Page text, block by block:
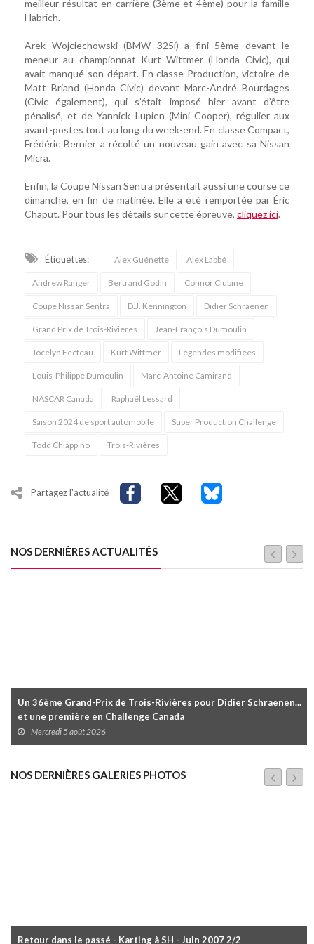
meilleur résultat en carrière (3ème et 4ème) pour la famille
Habrich.
Arek Wojciechowski (BMW 325i) a fini 5ème devant le
meneur au championnat Kurt Wittmer (Honda Civic), qui
avait manqué son départ. En classe Production, victoire de
Matt Briand (Honda Civic) devant Marc-André Bourdages
(Civic également), qui s’était imposé hier avant d’être
pénalisé, et de Yannick Lupien (Mini Cooper), régulier aux
avant-postes tout au long du week-end. En classe Compact,
Frédéric Bernier a récolté un nouveau gain avec sa Nissan
Micra.
Enfin, la Coupe Nissan Sentra présentait aussi une course ce
dimanche, en fin de matinée. Elle a été remportée par Éric
Chaput. Pour tous les détails sur cette épreuve, cliquez ici.
Étiquettes: Alex Guénette Alex Labbé
Andrew Ranger Bertrand Godin Connor Clubine
Coupe Nissan Sentra D.J. Kennington Didier Schraenen
Grand Prix de Trois-Rivières Jean-François Dumoulin
Jocelyn Fecteau Kurt Wittmer Légendes modifiées
Louis-Philippe Dumoulin Marc-Antoine Camirand
NASCAR Canada Raphaël Lessard
Saison 2024 de sport automobile Super Production Challenge
Todd Chiappino Trois-Rivières
Partagez l'actualité
NOS DERNIÈRES ACTUALITÉS
Un 36ème Grand-Prix de Trois-Rivières pour Didier Schraenen...
et une première en Challenge Canada
Mercredi 5 août 2026
NOS DERNIÈRES GALERIES PHOTOS
Retour dans le passé - Karting à SH - Juin 2007 2/2